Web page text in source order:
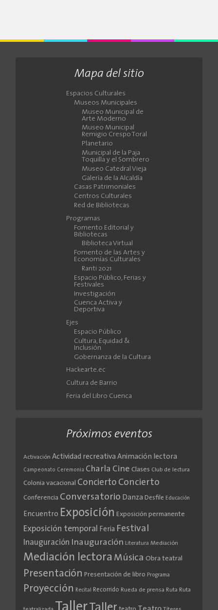
Mapa del sitio
Espacios Culturales
Museos Municipales
Museo Municipal de
Arte Moderno
Museo Municipal
Remigio Crespo Toral
Planetario
Municipal de la Paja
Toquilla y el Sombrero
Museo Catedral Vieja
Galería de la Alcaldía
Casas Patrimoniales
Centros Culturales
Red de Bibliotecas
Programas
Fomento Editorial y
Bibliotecas
Biblioteca Virtual
Fomento de las Artes y
Economías Culturales
Ranti 2021
Espacio Público, Ferias y
Festivales
Investigación
Cuenca Activa y
Deportiva
Ejes
Espacio Público
Cultura, Equidad &
Inclusión
Gobernanza de la Cultura
Hackearte.ec
Cultura de Barrio
Feria del Libro Cuenca
Próximos eventos
Activación Actividad recreativa Animación lectora
Campeonato Ceremonia Charla Cine Clases Club de lectura
Colonia vacacional Concierto Concierto
Conferencia Conversatorio Danza Desfile Educación
Encuentro Exposición Exposición permanente
Exposición temporal Feria Festival
Inauguración Inauguración Literatura Mediación
Mediación lectora Música Obra teatral
Presentación Presentación de libro Programa
Proyección Recital Recorrido Rueda de prensa Ruta Ruta